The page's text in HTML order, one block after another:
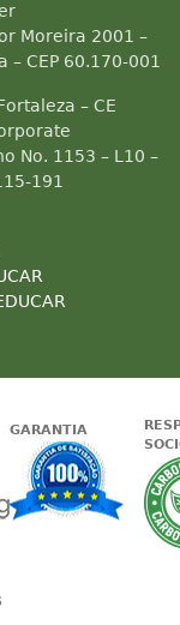
Moreira 2001 –
– CEP 60.170-001
– CE
No. 1153 – L10 –
191
Google -
GARANTIA